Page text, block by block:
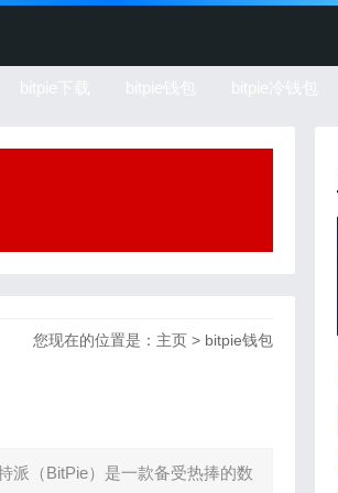
您现在的位置是： 主页 > bitpie钱包
派（BitPie）是一款备受热捧的数